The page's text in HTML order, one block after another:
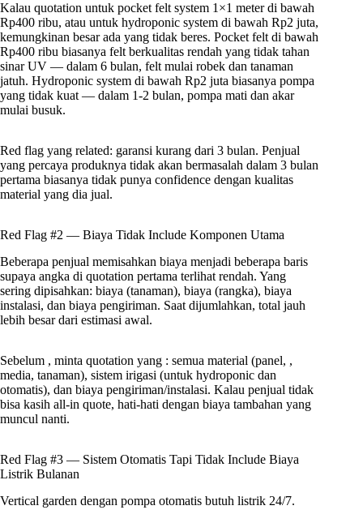
Kalau quotation untuk pocket felt system 1×1 meter di bawah
Rp400 ribu, atau untuk hydroponic system di bawah Rp2 juta,
kemungkinan besar ada yang tidak beres. Pocket felt di bawah
Rp400 ribu biasanya felt berkualitas rendah yang tidak tahan
sinar UV — dalam 6 bulan, felt mulai robek dan tanaman
jatuh. Hydroponic system di bawah Rp2 juta biasanya pompa
yang tidak kuat — dalam 1-2 bulan, pompa mati dan akar
mulai busuk.
Red flag yang related: garansi kurang dari 3 bulan. Penjual
yang percaya produknya tidak akan bermasalah dalam 3 bulan
pertama biasanya tidak punya confidence dengan kualitas
material yang dia jual.
Red Flag #2 — Biaya Tidak Include Komponen Utama
Beberapa penjual memisahkan biaya menjadi beberapa baris
supaya angka di quotation pertama terlihat rendah. Yang
sering dipisahkan: biaya (tanaman), biaya (rangka), biaya
instalasi, dan biaya pengiriman. Saat dijumlahkan, total jauh
lebih besar dari estimasi awal.
Sebelum , minta quotation yang : semua material (panel, ,
media, tanaman), sistem irigasi (untuk hydroponic dan
otomatis), dan biaya pengiriman/instalasi. Kalau penjual tidak
bisa kasih all-in quote, hati-hati dengan biaya tambahan yang
muncul nanti.
Red Flag #3 — Sistem Otomatis Tapi Tidak Include Biaya
Listrik Bulanan
Vertical garden dengan pompa otomatis butuh listrik 24/7.